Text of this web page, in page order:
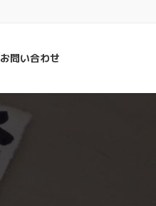
お問い合わせ